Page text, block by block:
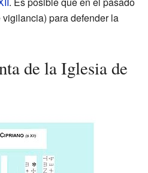
vigilancia) para defender la
de la Iglesia de